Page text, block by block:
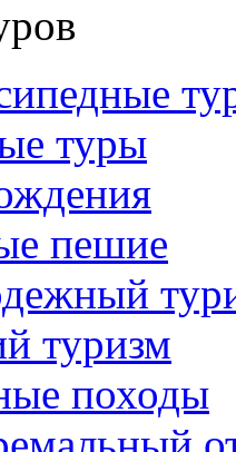
туры
пешие
туризм
походы